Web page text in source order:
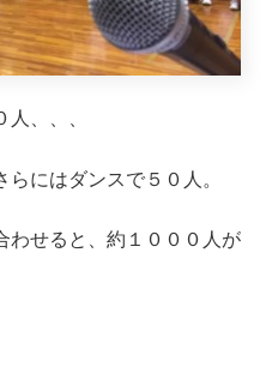
、、、
にはダンスで５０人。
わせると、約１０００人が